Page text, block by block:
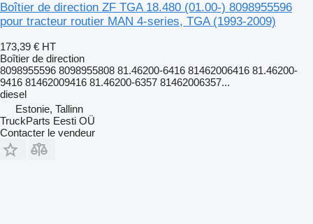
Boîtier de direction ZF TGA 18.480 (01.00-) 8098955596
pour tracteur routier MAN 4-series, TGA (1993-2009)
173,39 € HT
Boîtier de direction
8098955596 8098955808 81.46200-6416 81462006416 81.46200-
9416 81462009416 81.46200-6357 81462006357...
diesel
Estonie, Tallinn
TruckParts Eesti OÜ
Contacter le vendeur